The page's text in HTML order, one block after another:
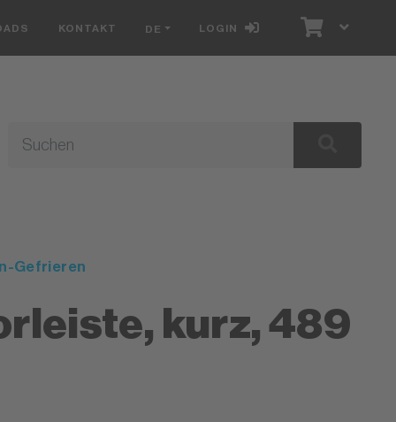
KONTAKT DE LOGIN
Gefrieren
kurz, 489